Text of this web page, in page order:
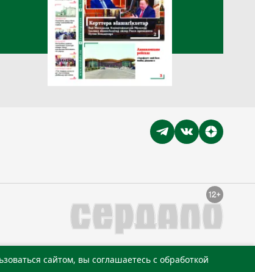
сайтом, вы соглашаетесь с обработкой